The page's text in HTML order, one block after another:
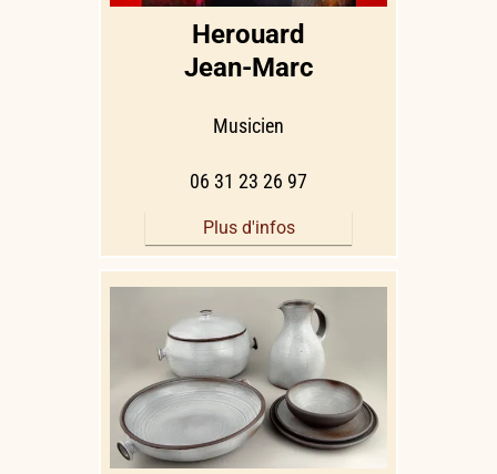
Herouard
Jean-Marc
Musicien
06 31 23 26 97
Plus d'infos